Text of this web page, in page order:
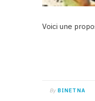
Voici une
By BINETNA